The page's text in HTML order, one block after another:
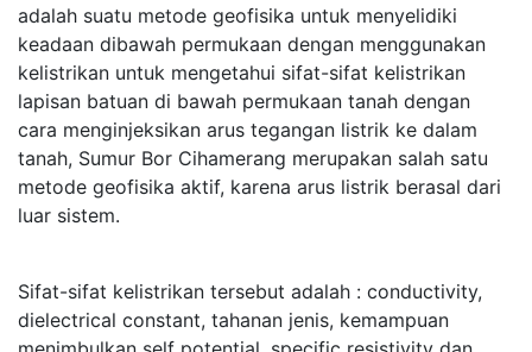
adalah suatu metode geofisika untuk menyelidiki
keadaan dibawah permukaan dengan menggunakan
kelistrikan untuk mengetahui sifat-sifat kelistrikan
lapisan batuan di bawah permukaan tanah dengan
cara menginjeksikan arus tegangan listrik ke dalam
tanah, Sumur Bor Cihamerang merupakan salah satu
metode geofisika aktif, karena arus listrik berasal dari
luar sistem.
Sifat-sifat kelistrikan tersebut adalah : conductivity,
dielectrical constant, tahanan jenis, kemampuan